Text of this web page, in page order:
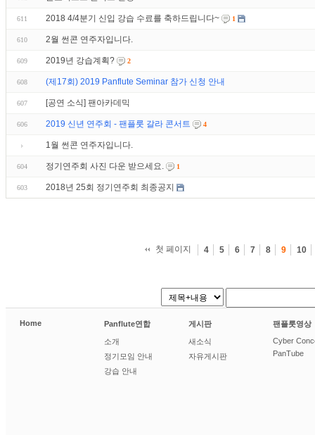
611 2018 4/4분기 신입 강습 수료를 축하드립니다~ 1
610 2월 썬콘 연주자입니다.
609 2019년 강습계획? 2
608 (제17회) 2019 Panflute Seminar 참가 신청 안내
607 [공연 소식] 팬아카데믹
606 2019 신년 연주회 - 팬플룻 갈라 콘서트 4
1월 썬콘 연주자입니다.
604 정기연주회 사진 다운 받으세요. 1
603 2018년 25회 정기연주회 최종공지
첫 페이지 4 5 6 7 8 9 10
Home Panflute연합
소개
정기모임 안내
강습 안내
게시판
새소식
자유게시판
팬플룻영상
Cyber
PanTube